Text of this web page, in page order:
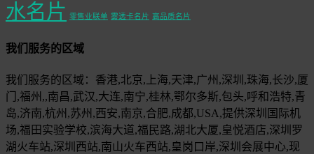
水名片 零售业联单 雾透卡名片 高品质名片
我们服务的区域
我们服务的区域：香港,北京,上海,天津,广州,深圳,珠海,长沙,厦
门,福州,,南昌,武汉,大连,南宁,桂林,鄂尔多斯,包头,呼和浩特,青
岛,济南,杭州,苏州,西安,南京,合肥,成都,USA,提供深圳国际机
场,福田实验学校,滨海大道,福民路,湖北大厦,皇悦酒店,深圳罗
湖火车站,深圳西站,南山火车西站,皇岗口岸,深圳会展中心,现